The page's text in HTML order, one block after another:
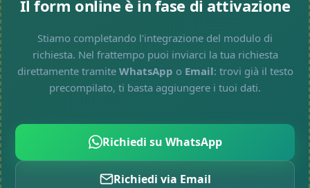
Il form online è in fase di attivazione
Stiamo completando l'integrazione del modulo di
richiesta. Nel frattempo puoi inviarci la tua richiesta
direttamente tramite WhatsApp o Email: trovi già il testo
precompilato, ti basta aggiungere i tuoi dati.
Richiedi su WhatsApp
Richiedi via Email